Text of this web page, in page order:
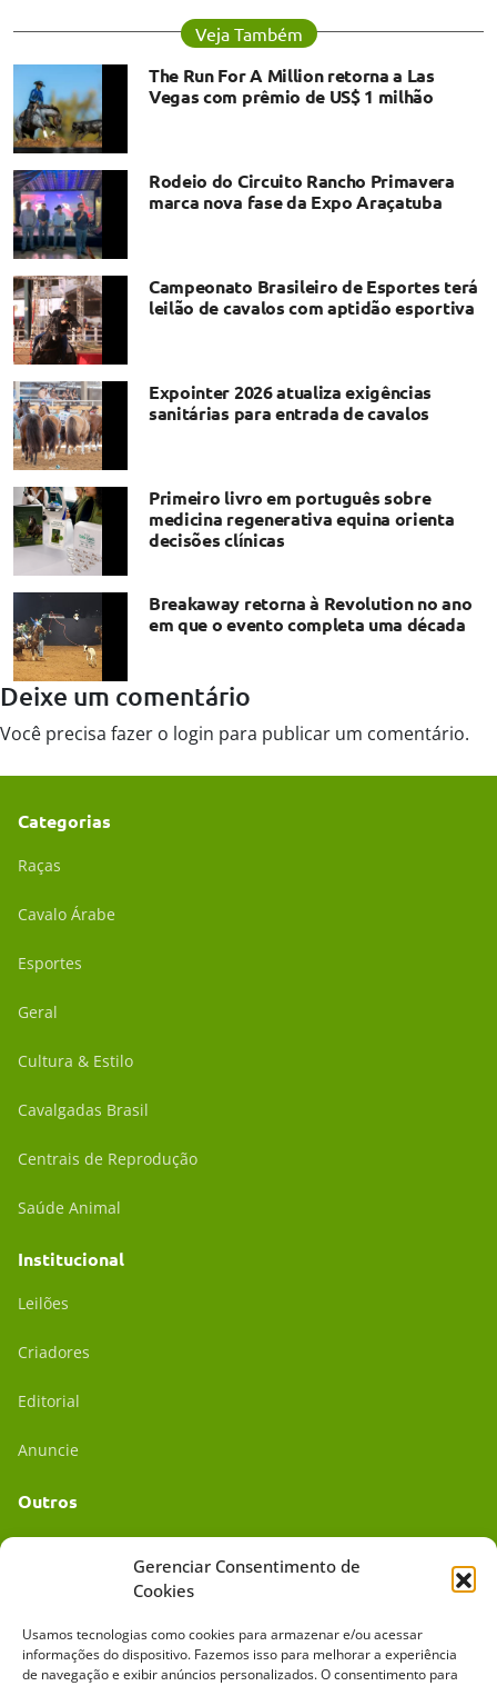
Gerenciar Consentimento de
Cookies
Usamos tecnologias como cookies para armazenar e/ou acessar
informações do dispositivo. Fazemos isso para melhorar a experiência
de navegação e exibir anúncios personalizados. O consentimento para
Veja Também
The Run For A Million retorna a Las
Vegas com prêmio de US$ 1 milhão
Rodeio do Circuito Rancho Primavera
marca nova fase da Expo Araçatuba
Campeonato Brasileiro de Esportes terá
leilão de cavalos com aptidão esportiva
Expointer 2026 atualiza exigências
sanitárias para entrada de cavalos
Primeiro livro em português sobre
medicina regenerativa equina orienta
decisões clínicas
Breakaway retorna à Revolution no ano
em que o evento completa uma década
Deixe um comentário
Você precisa fazer o login para publicar um comentário.
Categorias
Raças
Cavalo Árabe
Esportes
Geral
Cultura & Estilo
Cavalgadas Brasil
Centrais de Reprodução
Saúde Animal
Institucional
Leilões
Criadores
Editorial
Anuncie
Outros
Mídia Kit